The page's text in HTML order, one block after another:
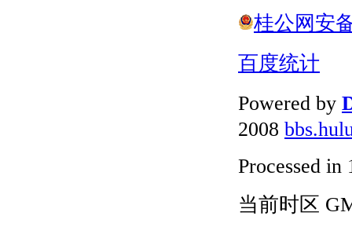
桂公网安
百度统计
Powered by
2008
Processed in
当前时区